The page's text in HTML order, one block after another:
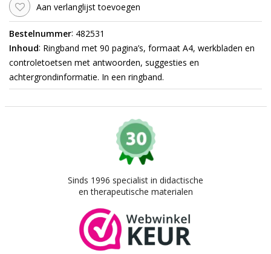
Aan verlanglijst toevoegen
Bestelnummer: 482531
Inhoud: Ringband met 90 pagina’s, formaat A4, werkbladen en
controletoetsen met antwoorden, suggesties en
achtergrondinformatie. In een ringband.
Sinds 1996 specialist in didactische
en therapeutische materialen